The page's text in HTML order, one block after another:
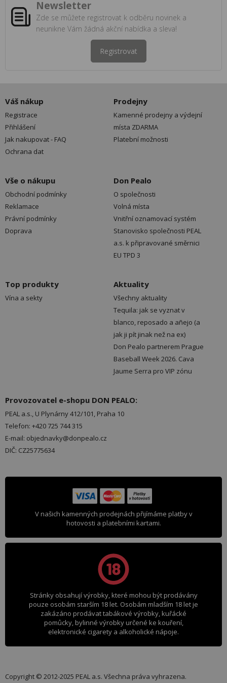
Newsletter
Zde se můžete registrovat k odběru novinek a
neunikne Vám žádná akční nabídka a sleva!
Registrovat
Váš nákup
Registrace
Přihlášení
Jak nakupovat - FAQ
Ochrana dat
Prodejny
Kamenné prodejny a výdejní
místa ZDARMA
Platební možnosti
Vše o nákupu
Obchodní podmínky
Reklamace
Právní podmínky
Doprava
Don Pealo
O společnosti
Volná místa
Vnitřní oznamovací systém
Stanovisko společnosti PEAL
a.s. k připravované směrnici
EU TPD 3
Top produkty
Vína a sekty
Aktuality
Všechny aktuality
Tequila: jak se vyznat v
blanco, reposado a añejo (a
jak ji pít jinak než na ex)
Don Pealo partnerem Prague
Baseball Week 2026. Cava
Jaume Serra pro VIP zónu
Provozovatel e-shopu DON PEALO:
PEAL a.s., U Plynárny 412/101, Praha 10
Telefon: +420 725 744 315
E-mail: objednavky@donpealo.cz
DIČ: CZ25775634
V našich kamenných prodejnách přijímáme platby v
hotovosti a platebními kartami.
Stránky obsahují výrobky, které mohou být prodávány
pouze osobám starším 18 let. Osobám mladším 18 let je
zakázáno prodávat tabákové výrobky, kuřácké
pomůcky, bylinné výrobky určené ke kouření,
elektronické cigarety a alkoholické nápoje.
Copyright © 2012-2025 PEAL a.s. Všechna práva vyhrazena.